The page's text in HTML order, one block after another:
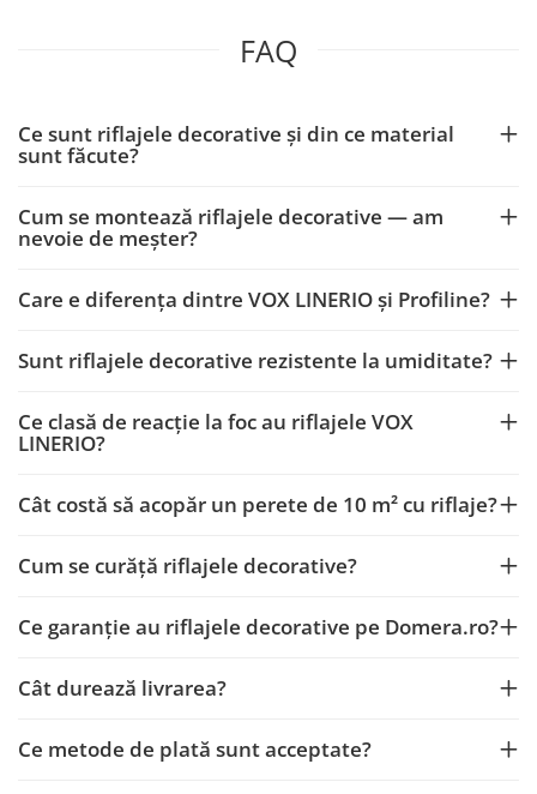
FAQ
Ce sunt riflajele decorative și din ce material
sunt făcute?
Cum se montează riflajele decorative — am
nevoie de meșter?
Care e diferența dintre VOX LINERIO și Profiline?
Sunt riflajele decorative rezistente la umiditate?
Ce clasă de reacție la foc au riflajele VOX
LINERIO?
Cât costă să acopăr un perete de 10 m² cu riflaje?
Cum se curăță riflajele decorative?
Ce garanție au riflajele decorative pe Domera.ro?
Cât durează livrarea?
Ce metode de plată sunt acceptate?